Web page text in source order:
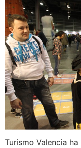
Turismo Valencia